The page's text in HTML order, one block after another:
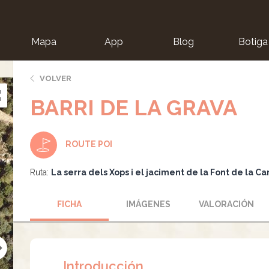
Mapa App Blog Botiga
VOLVER
BARRI DE LA GRAVA
ROUTE POI
Ruta: La serra dels Xops i el jaciment de la Font de la
FICHA IMÁGENES VALORACIÓN